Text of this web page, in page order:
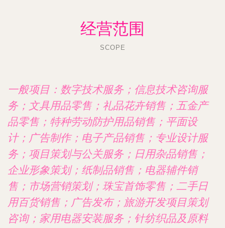
经营范围
SCOPE
一般项目：数字技术服务；信息技术咨询服
务；文具用品零售；礼品花卉销售；五金产
品零售；特种劳动防护用品销售；平面设
计；广告制作；电子产品销售；专业设计服
务；项目策划与公关服务；日用杂品销售；
企业形象策划；纸制品销售；电器辅件销
售；市场营销策划；珠宝首饰零售；二手日
用百货销售；广告发布；旅游开发项目策划
咨询；家用电器安装服务；针纺织品及原料